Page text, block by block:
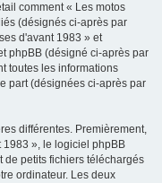
comment « Les motos
(désignés ci-après par
d'avant 1983 » et
phpBB (désigné ci-après par
toutes les informations
part (désignées ci-après par
différentes. Premièrement,
», le logiciel phpBB
de petits fichiers téléchargés
ordinateur. Les deux